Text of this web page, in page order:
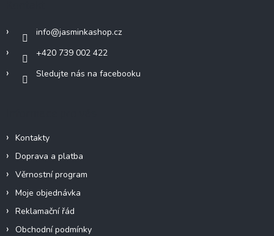
info@jasminkashop.cz
+420 739 002 422
Sledujte nás na facebooku
Kontakty
Doprava a platba
Věrnostní program
Moje objednávka
Reklamační řád
Obchodní podmínky